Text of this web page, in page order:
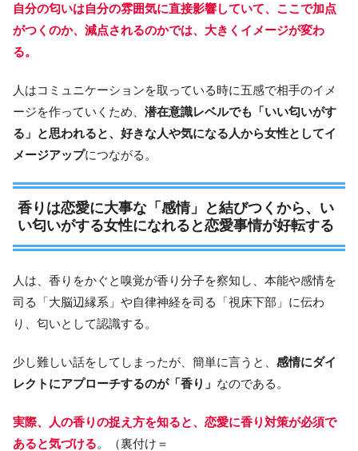
自分の匂いは自分の雰囲気に直接影響していて、ここで加点
がつくのか、減点されるのかでは、大きくイメージが変わ
る。
人はコミュニケーションを取っている時に五感で相手のイメ
ージを作っていくため、 潜在意識レベルでも「いい匂いがす
る」と思われると、好きな人や気になる人から女性としてイ
メージアップにつながる。
香りは恋愛に大事な「感情」と結びつくから、い
い匂いがする女性になれると恋愛事情が好転する
人は、香りをかぐと嗅覚が香り分子を察知し、本能や感情を
司る「大脳辺縁系」や自律神経を司る「視床下部」に伝わ
り、匂いとして認識する。
少し難しい話をしてしまったが、簡単に言うと、 感情にダイ
レクトにアプローチするのが「香り」 なのである。
実際、人の香りの捉え方を知ると、恋愛に香り対策が必須で
あると気づける。（裏付け＝